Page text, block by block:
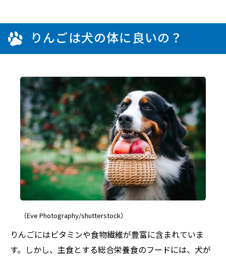
りんごは犬の体に良いの？
（Eve Photography/shutterstock）
りんごにはビタミンや食物繊維が豊富に含まれていま
す。しかし、主食とする総合栄養食のフードには、犬が